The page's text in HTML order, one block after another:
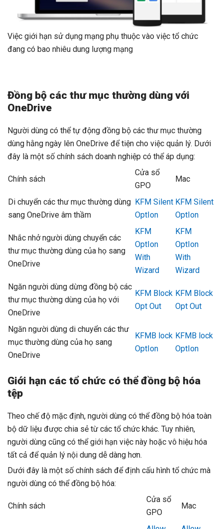
Việc giới hạn sử dụng mạng phụ thuộc vào việc tổ chức
đang có bao nhiêu dung lượng mạng
Đồng bộ các thư mục thường dùng với
OneDrive
Người dùng có thể tự động đồng bộ các thư mục thường
dùng hằng ngày lên OneDrive để tiện cho việc quản lý. Dưới
đây là một số chính sách doanh nghiệp có thể áp dụng:
Chính sách
Cửa sổ
GPO
Mac
Di chuyển các thư mục thường dùng
sang OneDrive âm thầm
KFM Silent
OptIon
KFM Silent
OptIon
Nhắc nhở người dùng chuyển các
thư mục thường dùng của họ sang
OneDrive
KFM
OptIon
With
Wizard
KFM
OptIon
With
Wizard
Ngăn người dùng dừng đồng bộ các
thư mục thường dùng của họ với
OneDrive
KFM Block
Opt Out
KFM Block
Opt Out
Ngăn người dùng di chuyển các thư
mục thường dùng của họ sang
OneDrive
KFMB lock
OptIon
KFMB lock
OptIon
Giới hạn các tổ chức có thể đồng bộ hóa
tệp
Theo chế độ mặc định, người dùng có thể đồng bộ hóa toàn
bộ dữ liệu được chia sẻ từ các tổ chức khác. Tuy nhiên,
người dùng cũng có thể giới hạn việc này hoặc vô hiệu hóa
tất cả để quản lý nội dung dễ dàng hơn.
Dưới đây là một số chính sách để định cấu hình tổ chức mà
người dùng có thể đồng bộ hóa:
Chính sách
Cửa sổ
GPO
Mac